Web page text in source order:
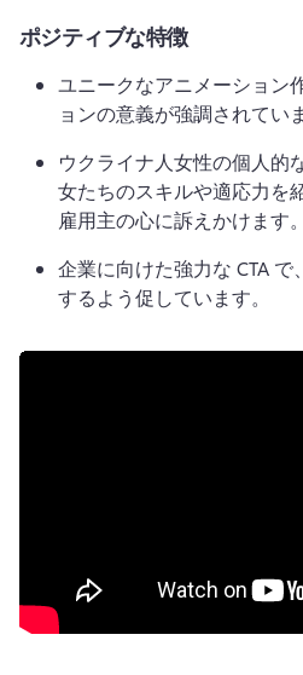
ポジティブな特徴
ユニークなアニメーション
ョンの意義が強調されてい
ウクライナ人女性の個人的
女たちのスキルや適応力を
雇用主の心に訴えかけます。
企業に向けた強力な CTA で
するよう促しています。